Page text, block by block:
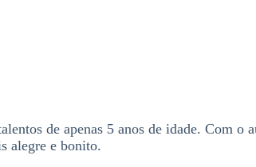
de apenas 5 anos de idade. Com
alegre e bonito.